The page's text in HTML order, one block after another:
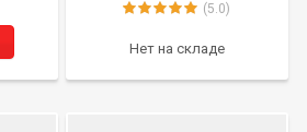
(5.0)
Нет на складе